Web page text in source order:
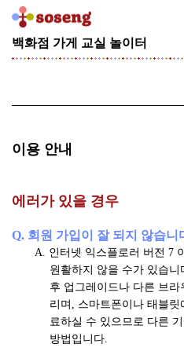
[기
획
의
선
라
백화점 가게 교실 놀이터
이용 안내
에러가 있을 경우
Q. 회원 가입이 잘 되지 않습니
A. 인터넷 익스플로러 버전 7
원활하지 않을 수가 있습
후 업그레이드나 다른 브
리며, 스마트폰이나 태블
료하실 수 있으므로 다른
방법입니다.